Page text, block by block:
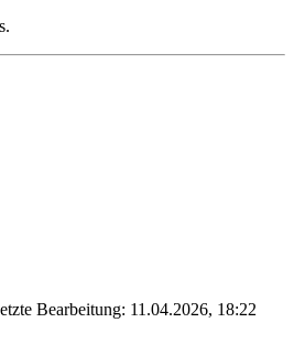
Bearbeitung: 11.04.2026, 18:22